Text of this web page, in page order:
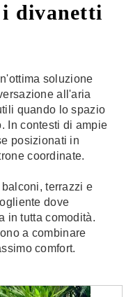
i divanetti
soluzione
all'aria
quando lo spazio
In contesti di ampie
posizionati in
coordinate.
terrazzi e
dove
in tutta comodità.
a combinare
comfort.